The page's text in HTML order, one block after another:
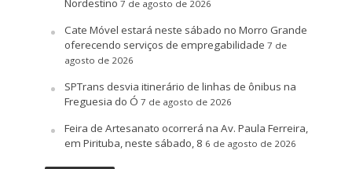
Nordestino 7 de agosto de 2026
Cate Móvel estará neste sábado no Morro Grande
oferecendo serviços de empregabilidade 7 de
agosto de 2026
SPTrans desvia itinerário de linhas de ônibus na
Freguesia do Ó 7 de agosto de 2026
Feira de Artesanato ocorrerá na Av. Paula Ferreira,
em Pirituba, neste sábado, 8 6 de agosto de 2026